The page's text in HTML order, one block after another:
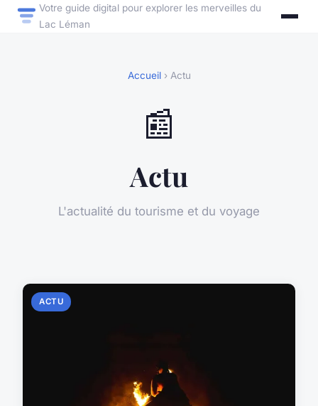
Votre guide digital pour explorer les merveilles du
Lac Léman
Accueil› Actu
📰
Actu
L'actualité du tourisme et du voyage
ACTU